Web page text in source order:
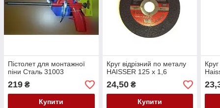
Пістолет для монтажної
піни Сталь 31003
219 ₴
Купити
Круг відрізний по металу
HAISSER 125 х 1,6
24,50₴
Купити